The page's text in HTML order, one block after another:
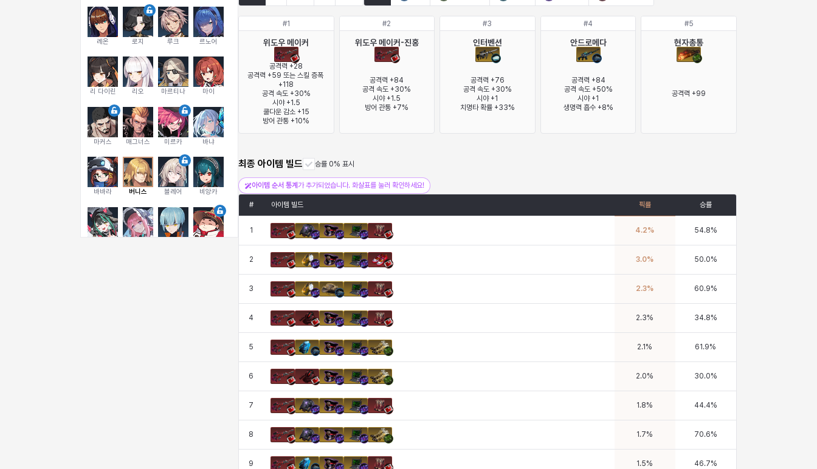
레온 로지 루크 르노어
리 다이린 리오 마르티나 마이
마커스 매그너스 미르카 바냐
바바라 버니스 블레어 비앙카
#1
위도우 메이커
공격력 +28
공격력 +59 또는 스킬 증폭
+118
공격 속도 +30%
시야 +1.5
쿨다운 감소 +15
방어 관통 +10%
#2
위도우 메이커-진홍
공격력 +84
공격 속도 +30%
시야 +1.5
방어 관통 +7%
#3
인터벤션
공격력 +76
공격 속도 +30%
시야 +1
치명타 확률 +33%
#4
안드로메다
공격력 +84
공격 속도 +50%
시야 +1
생명력 흡수 +8%
#5
현자총통
공격력 +99
최종 아이템 빌드 승률 0% 표시
아이템 순서 통계 가 추가되었습니다. 화살표를 눌러 확인하세요!
# 아이템 빌드 픽률 승률
1 4.2% 54.8%
2 3.0% 50.0%
3 2.3% 60.9%
4 2.3% 34.8%
5 2.1 % 61.9%
6 2.0% 30.0%
7 1.8% 44.4%
8 1.7% 70.6%
9 1.5% 46.7%